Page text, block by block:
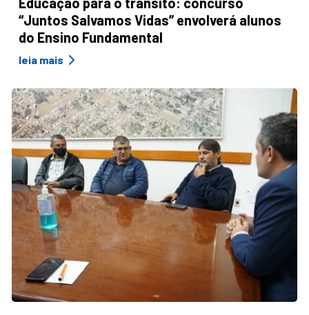
“Juntos Salvamos Vidas” envolverá alunos
do Ensino Fundamental
leia mais